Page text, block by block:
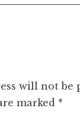
will not be
marked *